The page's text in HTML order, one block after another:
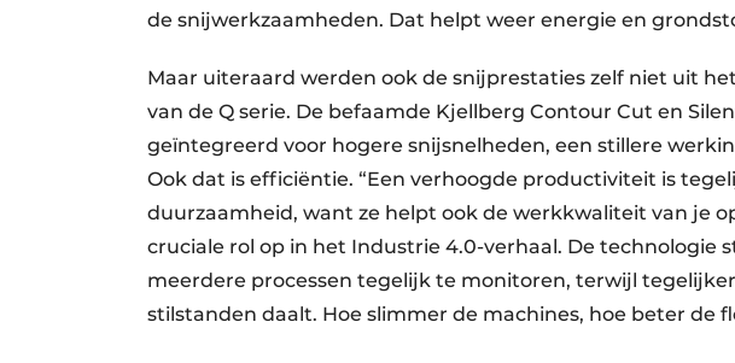
de snijwerkzaamheden. Dat helpt weer energie en
Maar uiteraard werden ook de snijprestaties zelf niet uit
van de Q serie. De befaamde Kjellberg Contour Cut en
geïntegreerd voor hogere snijsnelheden, een stillere
Ook dat is efficiëntie. “Een verhoogde productiviteit is
duurzaamheid, want ze helpt ook de werkkwaliteit van je
cruciale rol op in het Industrie 4.0-verhaal. De technologie
meerdere processen tegelijk te monitoren, terwijl
stilstanden daalt. Hoe slimmer de machines, hoe beter de